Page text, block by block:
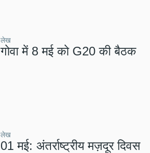
लेख
गोवा में 8 मई को G20 की बैठक
लेख
01 मई: अंतर्राष्ट्रीय मज़दूर दिवस